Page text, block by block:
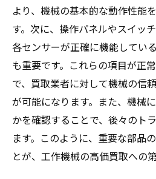
より、機械の基本的な動作性能
す。次に、操作パネルやスイッ
各センサーが正確に機能してい
も重要です。これらの項目が正
で、買取業者に対して機械の信
が可能になります。また、機械
かを確認することで、後々のト
ます。このように、重要な部品
とが、工作機械の高価買取への